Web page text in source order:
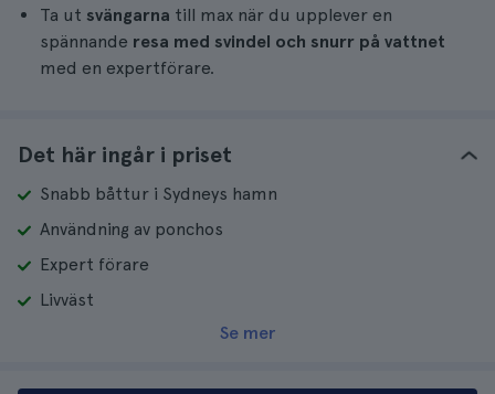
Ta ut svängarna till max när du upplever en
spännande resa med svindel och snurr på vattnet
med en expertförare.
Det här ingår i priset
Snabb båttur i Sydneys hamn
Användning av ponchos
Expert förare
Livväst
Se mer